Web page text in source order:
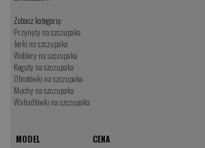
Zobacz kategorię:
Przynęty na szczupaka
Jerki na szczupaka
Woblery na szczupaka
Koguty na szczupaka
Obrotówki na szczupaka
Muchy na szczupaka
Wahadłówki na szczupaka
MODEL
CENA